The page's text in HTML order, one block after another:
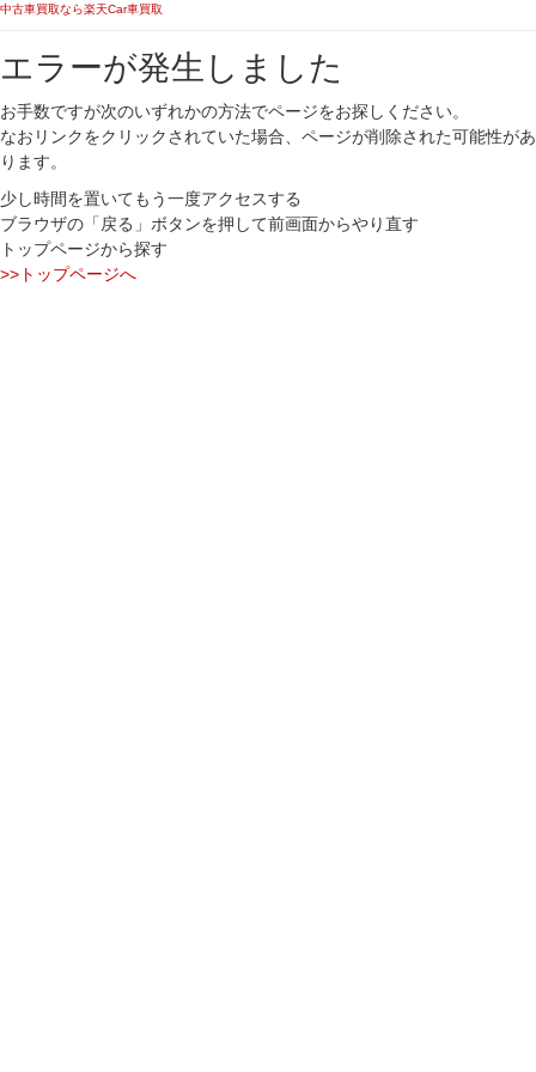
中古車買取なら楽天Car車買取
エラーが発生しました
お手数ですが次のいずれかの方法でページをお探しください。
なおリンクをクリックされていた場合、ページが削除された可能性があ
ります。
少し時間を置いてもう一度アクセスする
ブラウザの「戻る」ボタンを押して前画面からやり直す
トップページから探す
>>トップページへ